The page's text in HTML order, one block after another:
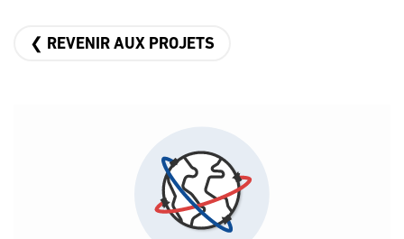
❮ REVENIR AUX PROJETS